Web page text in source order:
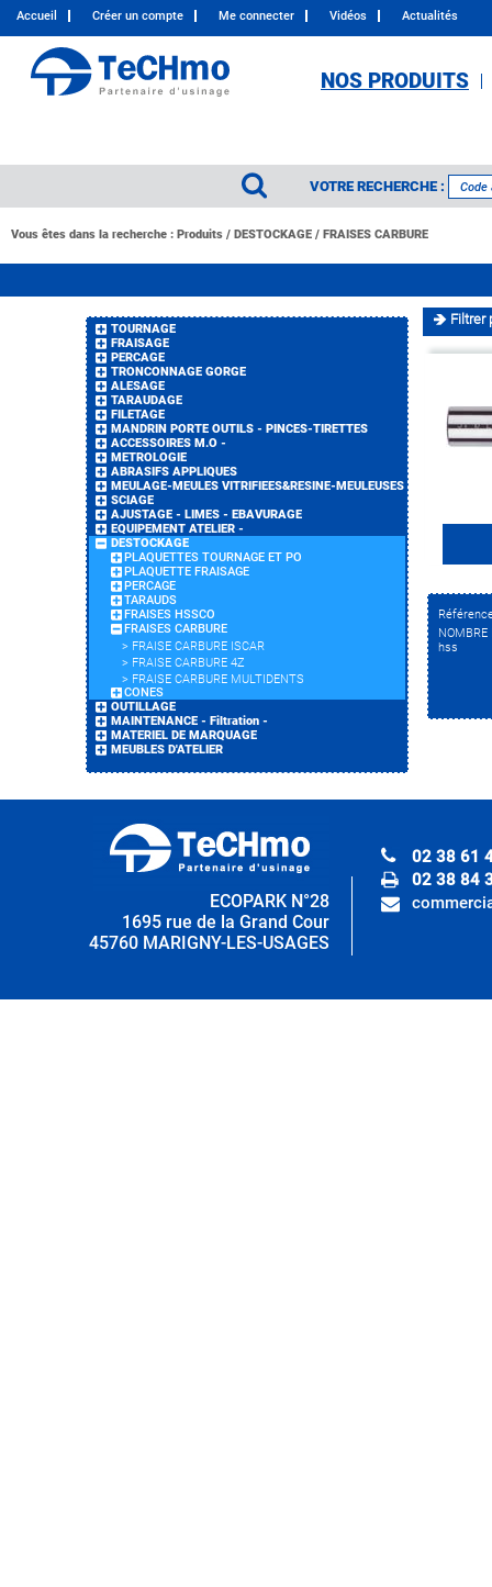
Accueil Créer un compte Me connecter Vidéos Actualités
NOS PRODUITS
VOTRE RECHERCHE :
Vous êtes dans la recherche : Produits / DESTOCKAGE / FRAISES CARBURE
TOURNAGE
FRAISAGE
PERCAGE
TRONCONNAGE GORGE
ALESAGE
TARAUDAGE
FILETAGE
MANDRIN PORTE OUTILS - PINCES-TIRETTES
ACCESSOIRES M.O -
METROLOGIE
ABRASIFS APPLIQUES
MEULAGE-MEULES VITRIFIEES&RESINE-MEULEUSES
SCIAGE
AJUSTAGE - LIMES - EBAVURAGE
EQUIPEMENT ATELIER -
DESTOCKAGE
PLAQUETTES TOURNAGE ET PO
PLAQUETTE FRAISAGE
PERCAGE
TARAUDS
FRAISES HSSCO
FRAISES CARBURE
> FRAISE CARBURE ISCAR
> FRAISE CARBURE 4Z
> FRAISE CARBURE MULTIDENTS
CONES
OUTILLAGE
MAINTENANCE - Filtration -
MATERIEL DE MARQUAGE
MEUBLES D'ATELIER
Filtrer
NOMBRE
hss
ECOPARK N°28
1695 rue de la Grand Cour
45760 MARIGNY-LES-USAGES
02 38 61
02 38 84